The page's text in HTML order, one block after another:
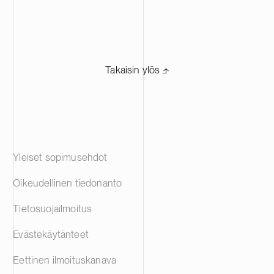
Takaisin ylös ⬏
Yleiset sopimusehdot
Oikeudellinen tiedonanto
Tietosuojailmoitus
Evästekäytänteet
Eettinen ilmoituskanava